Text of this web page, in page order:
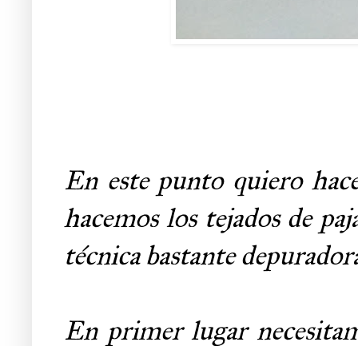
En este punto quiero
hacemos los tejados de
técnica bastante
En primer lugar